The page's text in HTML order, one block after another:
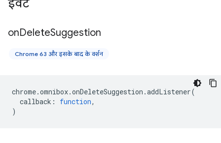
इवेंट
onDeleteSuggestion
Chrome 63 और इसके बाद के वर्शन
chrome.omnibox.onDeleteSuggestion .addListener(
callback : function,
)